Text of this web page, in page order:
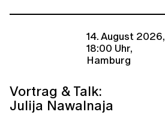
14. August 2026,
18:00 Uhr,
Hamburg
Vortrag & Talk:
Julija Nawalnaja